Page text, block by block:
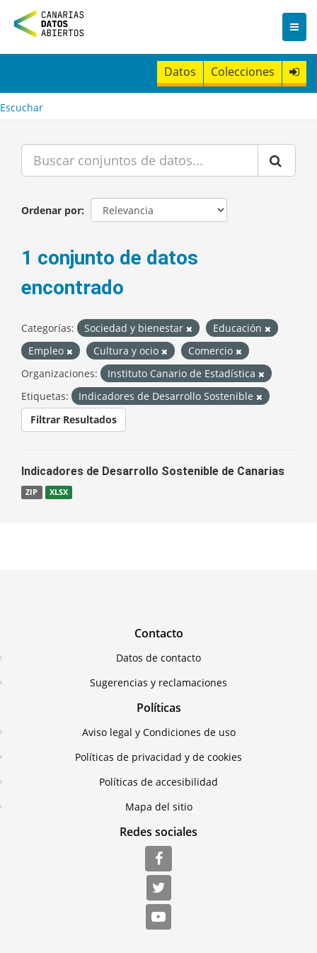
n
t
Datos Colecciones
Escuchar
Ordenar por
1 conjunto de datos
encontrado
Categorías: Sociedad y bienestar
Educación
Empleo
Cultura y ocio
Comercio
Organizaciones:
Instituto Canario de Estadística
Etiquetas:
Indicadores de Desarrollo Sostenible
Filtrar Resultados
Indicadores de Desarrollo Sostenible de Canarias
ZIP XLSX
Contacto
Datos de contacto
Sugerencias y reclamaciones
Políticas
Aviso legal y Condiciones de uso
Políticas de privacidad y de cookies
Políticas de accesibilidad
Mapa del sitio
Redes sociales